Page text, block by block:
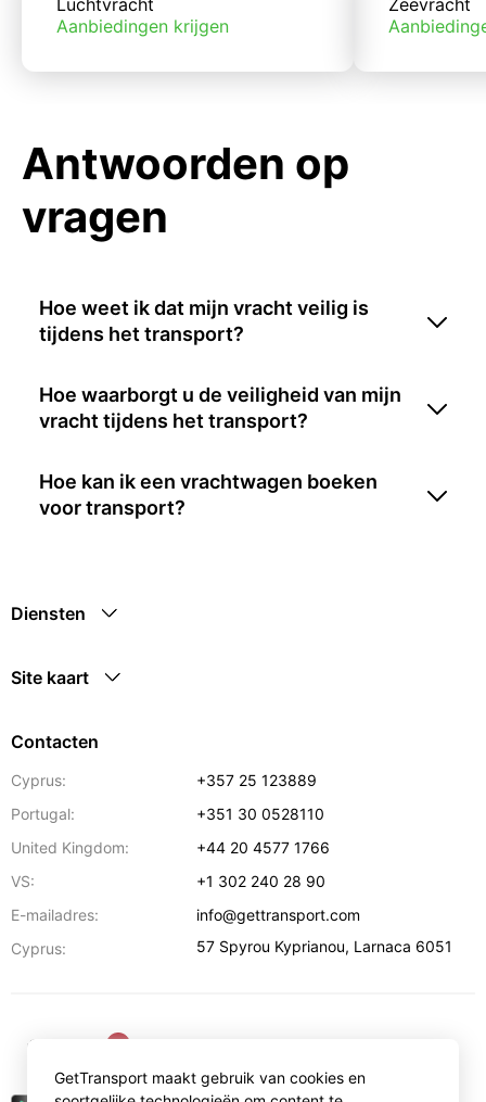
Aanbiedingen krijgen
Antwoorden op
vragen
Hoe weet ik dat mijn vracht veilig is
tijdens het transport?
Hoe waarborgt u de veiligheid van mijn
vracht tijdens het transport?
Hoe kan ik een vrachtwagen boeken
voor transport?
Diensten
Site kaart
Contacten
Cyprus:
+357 25 123889
Portugal:
+351 30 0528110
United Kingdom:
+44 20 4577 1766
VS:
+1 302 240 28 90
E-mailadres:
info@gettransport.com
Cyprus:
57 Spyrou Kyprianou, Larnaca 6051
€
GetTransport maakt gebruik van cookies en